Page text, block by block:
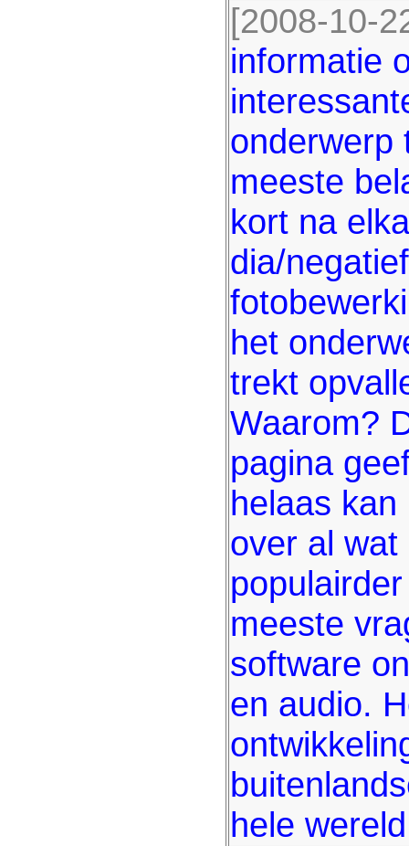
[2008-10-
informatie
onderwerp
meeste
kort na
dia/
het
trekt
Waarom?
pagina
helaas
over al
meeste
software
en audio.
hele